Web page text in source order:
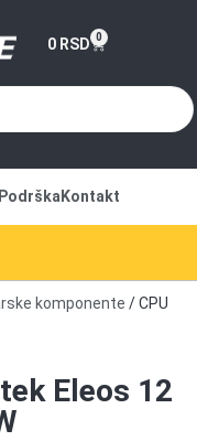
0 RSD 0
Podrška Kontakt
komponente / CPU
Eleos 12